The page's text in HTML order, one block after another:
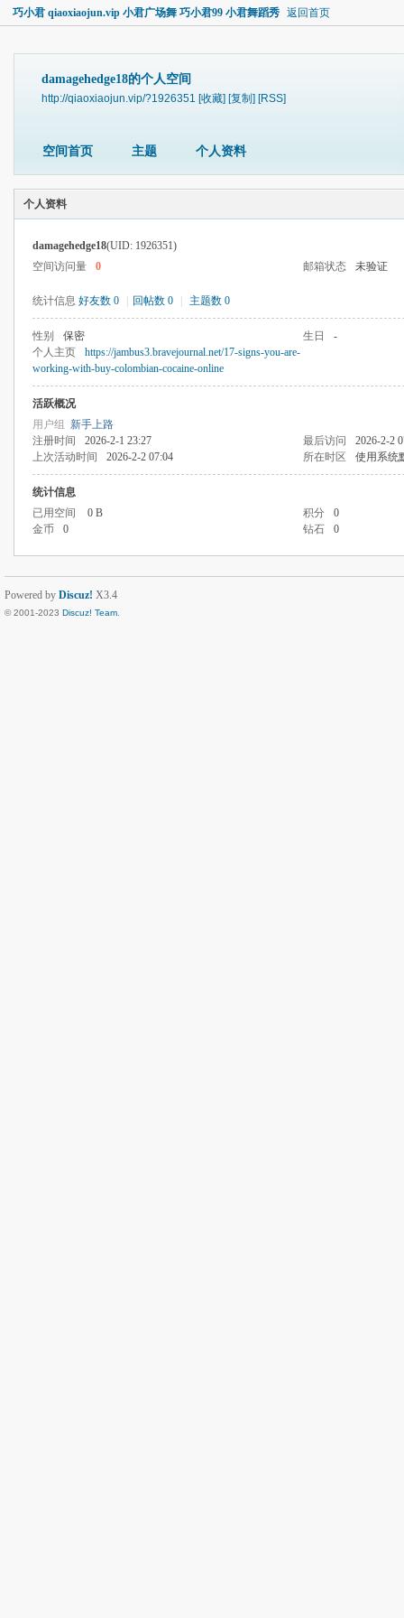
巧小君 qiaoxiaojun.vip 小君广场舞 巧小君99 小君舞蹈秀 返回首页
damagehedge18的个人空间
http://qiaoxiaojun.vip/?1926351 [收藏] [复制] [RSS]
空间首页 主题 个人资料
个人资料
damagehedge18(UID: 1926351)
空间访问量
0 邮箱状态 未验证
统计信息 好友数 0 回帖数 0 主题数 0
性别 保密 生日
-
个人主页
https://jambus3.bravejournal.net/17-signs-you-are-
working-with-buy-colombian-cocaine-online
活跃概况
用户组 新手上路
注册时间
2026-2-1 23:27 最后访问
2026-2-2
上次活动时间
2026-2-2 07:04 所在时区 使用系统
统计信息
已用空间
0 B 积分
0
金币
0 钻石 0
Powered by Discuz! X3.4
© 2001-2023 Discuz! Team